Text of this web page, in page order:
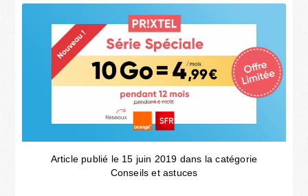
Article publié le 15 juin 2019 dans la catégorie
Conseils et astuces